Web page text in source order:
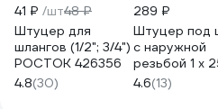
41 ₽ /шт48 ₽
Штуцер для
шлангов (1/2"; 3/4")
РОСТОК 426356
4.8(30)
289 ₽
Штуцер под
с наружной
резьбой 1 х
СТМ
4.6(13)